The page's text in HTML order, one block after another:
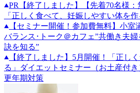
PR
【終了しました】【先着70名様
「正しく食べて、妊娠しやすい体を
【セミナー開催！参加費無料】小室
バランス･トーク＠カフェ”共働き夫
訣を知る”
【終了しました】5月開催！「正し
る」ダイエットセミナー（お土産付き
更年期対策